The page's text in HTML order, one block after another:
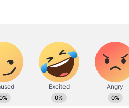
পারে! দেখে
রাশিফল
সঙ্কেত। অতিরিক্ত কথায়
প্রতারিত হওয়ার যোগ আছে।
সেই কারণে সারাদিন
রয়েছে। বিজ্ঞান চর্চায়